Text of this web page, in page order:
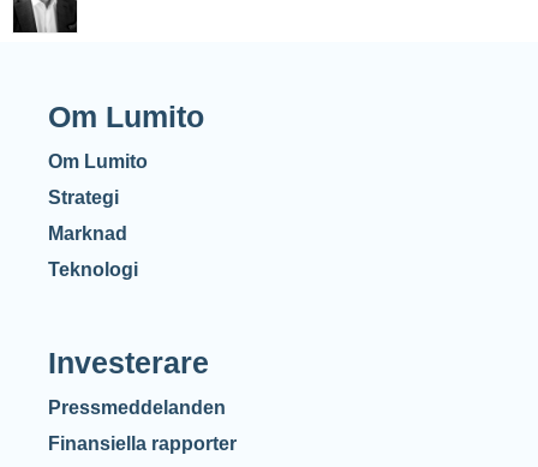
Om Lumito
Om Lumito
Strategi
Marknad
Teknologi
Investerare
Pressmeddelanden
Finansiella rapporter